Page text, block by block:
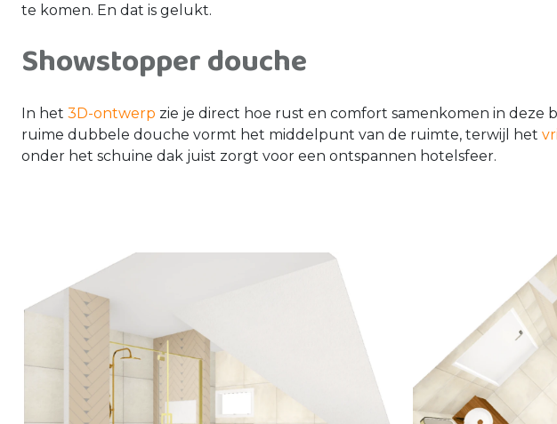
te komen. En dat is gelukt.
Showstopper douche
In het 3D-ontwerp zie je direct hoe rust en comfort samenkomen in deze
ruime dubbele douche vormt het middelpunt van de ruimte, terwijl het
onder het schuine dak juist zorgt voor een ontspannen hotelsfeer.